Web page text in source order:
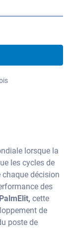
lorsque la
les cycles de
décision
des
PalmElit, cette
de
poste de